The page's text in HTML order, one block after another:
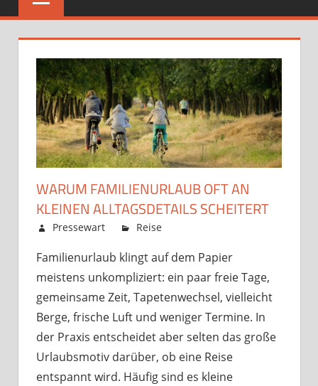
WARUM FAMILIENURLAUB OFT AN
KLEINEN ALLTAGSDETAILS SCHEITERT
Juni 1, 2026
Pressewart Reise
Warum
Familienurlaub
oft
an
kleinen
Alltagsdetails
scheitert
Familienurlaub klingt auf dem Papier
meistens unkompliziert: ein paar freie Tage,
gemeinsame Zeit, Tapetenwechsel, vielleicht
Berge, frische Luft und weniger Termine. In
der Praxis entscheidet aber selten das große
Urlaubsmotiv darüber, ob eine Reise
entspannt wird. Häufig sind es kleine